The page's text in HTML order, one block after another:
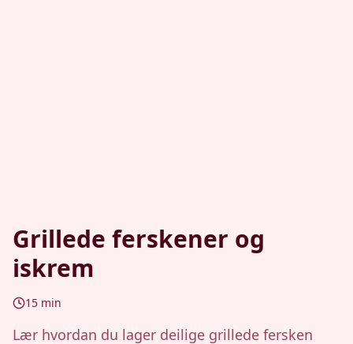
Grillede ferskener og
iskrem
15 min
Lær hvordan du lager deilige grillede fersken